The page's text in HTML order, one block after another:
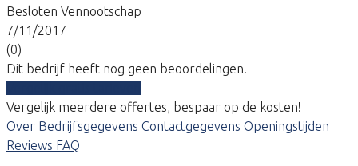
Besloten Vennootschap
7/11/2017
(0)
Dit bedrijf heeft nog geen beoordelingen.
Vergelijk meerdere offertes, bespaar op de kosten!
Over Bedrijfsgegevens Contactgegevens Openingstijden
Reviews FAQ